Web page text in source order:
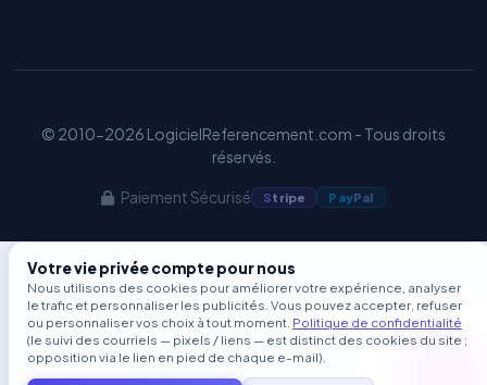
© 2010-2026 LogicielReferencement.com - Tous droits
réservés.
Paiement Sécurisé Stripe PayPal
Votre vie privée compte pour nous
Nous utilisons des cookies pour améliorer votre expérience, analyser
le trafic et personnaliser les publicités. Vous pouvez accepter, refuser
ou personnaliser vos choix à tout moment. Politique de confidentialité
(le suivi des courriels — pixels / liens — est distinct des cookies du site ;
opposition via le lien en pied de chaque e-mail).